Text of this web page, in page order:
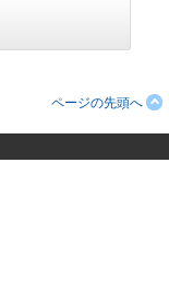
ページの先頭へ